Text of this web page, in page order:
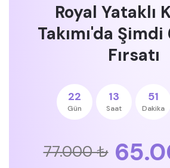
Royal Yataklı
Takımı'da
Fırsatı
22
Gün
13
Saat
51
Dakika
77.000 ₺